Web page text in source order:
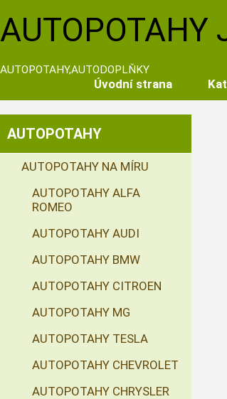
AUTOPOTAHY
AUTOPOTAHY,AUTODOPLŇKY
Úvodní strana
AUTOPOTAHY
AUTOPOTAHY NA MÍRU
AUTOPOTAHY ALFA
ROMEO
AUTOPOTAHY AUDI
AUTOPOTAHY BMW
AUTOPOTAHY CITROEN
AUTOPOTAHY MG
AUTOPOTAHY TESLA
AUTOPOTAHY CHEVROLET
AUTOPOTAHY CHRYSLER